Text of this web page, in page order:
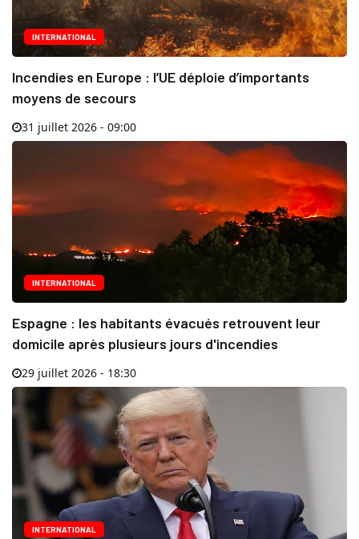
INTERNATIONAL
Incendies en Europe : l’UE déploie d’importants
moyens de secours
31 juillet 2026 - 09:00
INTERNATIONAL
Espagne : les habitants évacués retrouvent leur
domicile après plusieurs jours d'incendies
29 juillet 2026 - 18:30
INTERNATIONAL